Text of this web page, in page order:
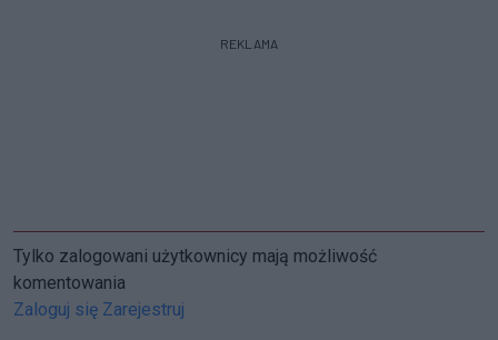
REKLAMA
Tylko zalogowani użytkownicy mają możliwość
komentowania
Zaloguj się Zarejestruj